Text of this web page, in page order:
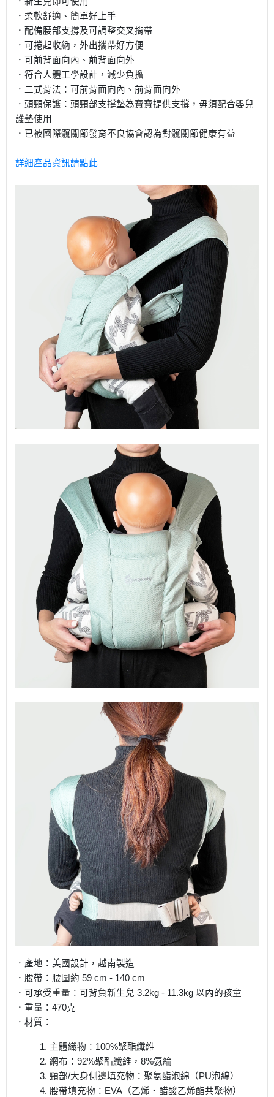
．柔軟舒適、簡單好上手
．配備腰部支撐及可調整交叉揹帶
．可捲起收納，外出攜帶好方便
．可前背面向內、前背面向外
．符合人體工學設計，減少負擔
．二式背法：可前背面向內、前背面向外
．頭頸保護：頭頸部支撐墊為寶寶提供支撐，毋須配合嬰兒
護墊使用
．已被國際髖關節發育不良協會認為對髖關節健康有益
詳細產品資訊請點此
．產地：美國設計，越南製造
．腰帶：腰圍約 59 cm - 140 cm
．可承受重量：可背負新生兒 3.2kg - 11.3kg 以內的孩童
．重量：470克
．材質：
1. 主體織物：100%聚酯纖維
2. 網布：92%聚酯纖維，8%氨綸
3. 頸部/大身側邊填充物：聚氨酯泡綿（PU泡綿）
4. 腰帶填充物：EVA（乙烯‧醋酸乙烯酯共聚物）